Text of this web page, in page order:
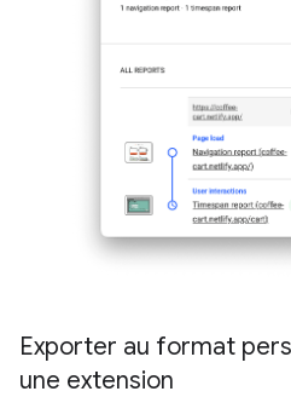
Exporter au format
une extension